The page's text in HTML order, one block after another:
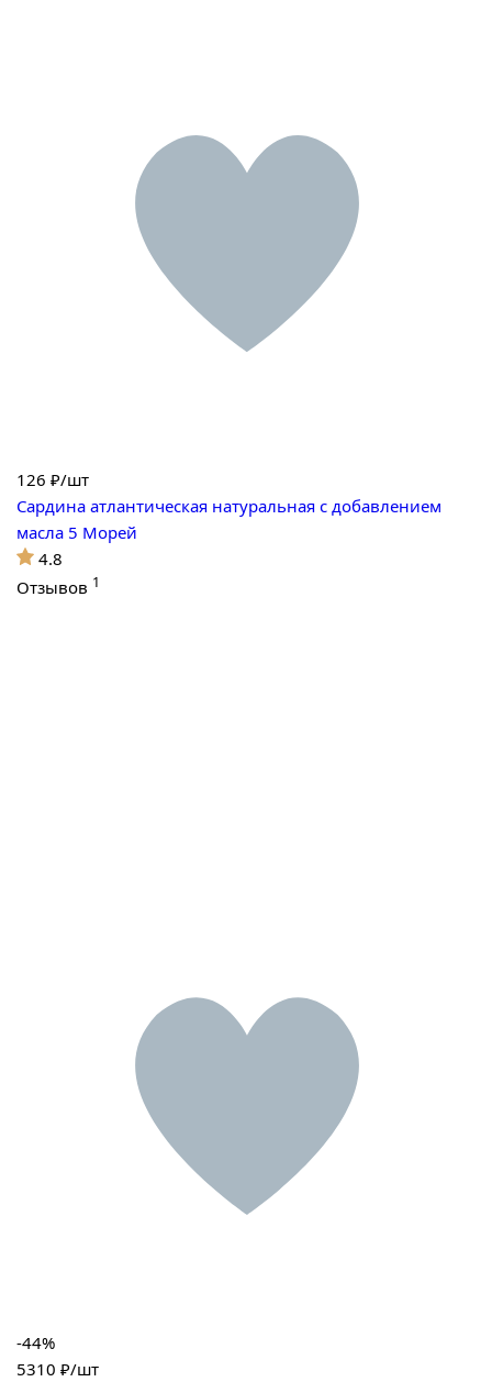
126 ₽/шт
Сардина атлантическая натуральная с добавлением
масла 5 Морей
4.8
Отзывов 1
-44%
5310 ₽/шт